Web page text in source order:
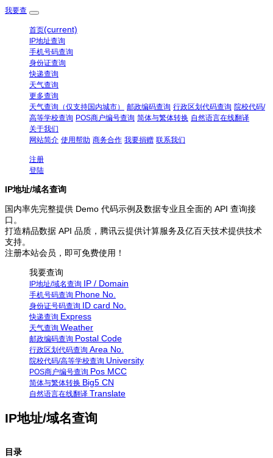
我要查
首页(current)
IP地址查询
手机号码查询
身份证查询
快递查询
天气查询
更多查询
天气查询（仅支持国内城市）
邮政编码查询 行政区划代码查询 院校代码/
高等学校查询 POS商户编号查询 简体与繁体转换 自然语言在线翻译
关于我们
网站简介 使用帮助 商务合作 我要捐赠 联系我们
注册
登陆
IP地址/域名查询
国内率先完整提供 Demo 代码示例及数据专业且全面的 API 查询接
口。
打造精品数据 API 品质，腾讯云提供计算服务及亿百天技术提供技术
支持。
注册本站会员，即可免费使用！
我要查询
IP地址/域名查询 IP / Domain
手机号码查询 Phone No.
身份证号码查询 ID card No.
快递查询 Express
天气查询 Weather
邮政编码查询 Postal Code
行政区划代码查询 Area No.
院校代码/高等学校查询 University
POS商户编号查询 Pos MCC
简体与繁体转换 Big5 CN
自然语言在线翻译 Translate
IP地址/域名查询
目录